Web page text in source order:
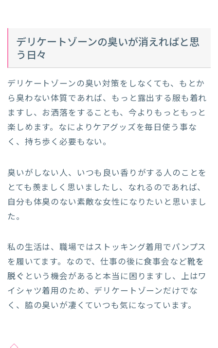
デリケートゾーンの臭いが消えればと思
う日々
デリケートゾーンの臭い対策をしなくても、もとか
ら臭わない体質であれば、もっと露出する服も着れ
ますし、お洒落をすることも、今よりもっともっと
楽しめます。なによりケアグッズを毎日使う事な
く、持ち歩く必要もない。
臭いがしない人、いつも良い香りがする人のことを
とても羨ましく思いましたし、なれるのであれば、
自分も体臭のない素敵な女性になりたいと思いまし
た。
私の生活は、職場ではストッキング着用でパンプス
を履いてます。なので、仕事の後に食事会など靴を
脱ぐ という機会があると本当に困りますし、上はワ
イシャツ着用のため、デリケートゾーンだけでな
く、脇の臭いが凄くていつも気になっています。